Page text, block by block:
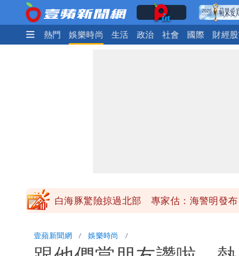
焦點 熱門 娛樂時尚 生活 政治 社會 國際 財經
白海豚驚險掠過北部 專家估：海警明發
白海豚颱風逼近！鄭明典示警「恐遇黑潮
壹蘋新聞網 娛樂時尚